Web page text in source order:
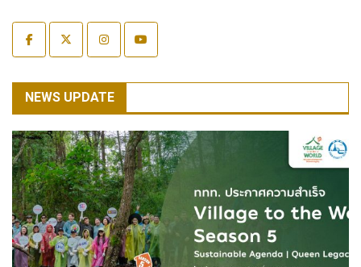
NEWS UPDATE